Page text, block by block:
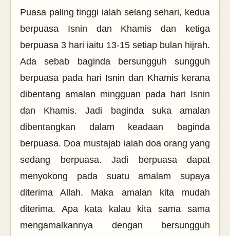
Puasa paling tinggi ialah selang sehari, kedua
berpuasa Isnin dan Khamis dan ketiga
berpuasa 3 hari iaitu 13-15 setiap bulan hijrah.
Ada sebab baginda bersungguh sungguh
berpuasa pada hari Isnin dan Khamis kerana
dibentang amalan mingguan pada hari Isnin
dan Khamis. Jadi baginda suka amalan
dibentangkan dalam keadaan baginda
berpuasa. Doa mustajab ialah doa orang yang
sedang berpuasa. Jadi berpuasa dapat
menyokong pada suatu amalam supaya
diterima Allah. Maka amalan kita mudah
diterima. Apa kata kalau kita sama sama
mengamalkannya dengan bersungguh